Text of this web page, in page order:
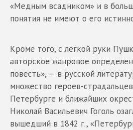
«Медным всадником» и в
понятия не имеют о его
Кроме того, с лёгкой руки
авторское жанровое
повесть», — в русской
множество героев-
Петербурге и ближайших
Николай Васильевич Гоголь
вышедший в 1842 г.,